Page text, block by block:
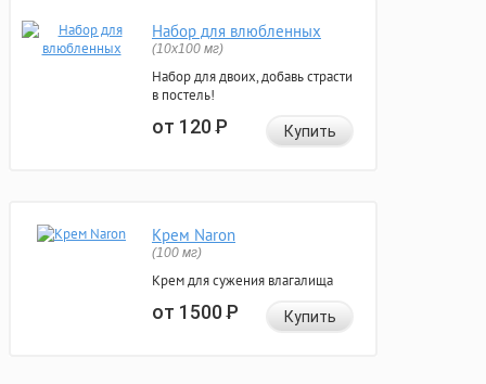
Набор для влюбленных
(10х100 мг)
Набор для двоих, добавь страсти
в постель!
от 120Р Купить
Крем Naron
(100 мг)
Крем для сужения влагалища
от 1500Р Купить